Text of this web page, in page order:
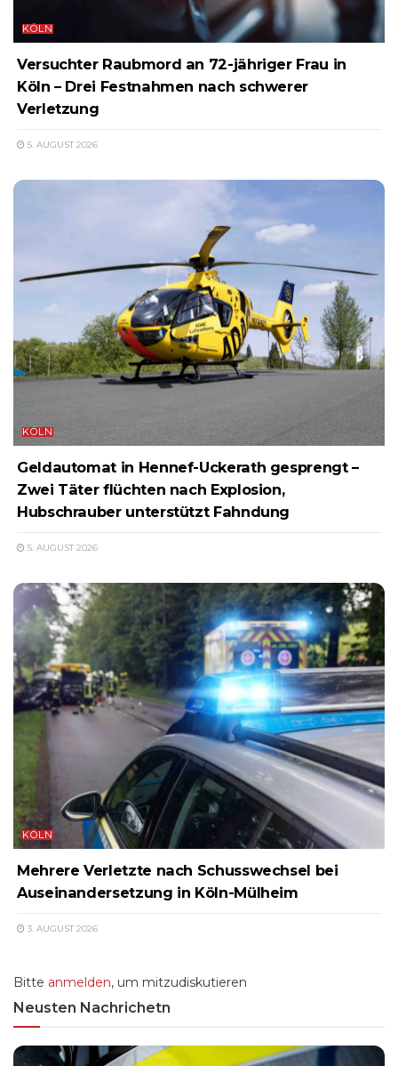
KÖLN
Versuchter Raubmord an 72-jähriger Frau in
Köln – Drei Festnahmen nach schwerer
Verletzung
5. AUGUST 2026
KÖLN
Geldautomat in Hennef-Uckerath gesprengt –
Zwei Täter flüchten nach Explosion,
Hubschrauber unterstützt Fahndung
5. AUGUST 2026
KÖLN
Mehrere Verletzte nach Schusswechsel bei
Auseinandersetzung in Köln-Mülheim
3. AUGUST 2026
Bitte anmelden, um mitzudiskutieren
Neusten Nachrichetn